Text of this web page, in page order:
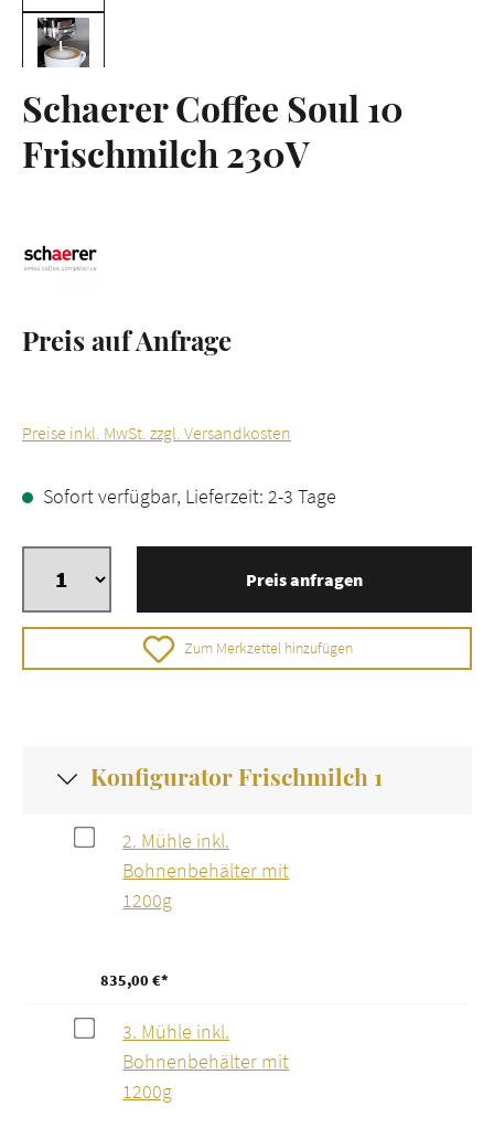
Schaerer Coffee Soul 10
Frischmilch 230V
Preis auf Anfrage
Preise inkl. MwSt. zzgl. Versandkosten
Sofort verfügbar, Lieferzeit: 2-3 Tage
Preis anfragen
Zum Merkzettel hinzufügen
Konfigurator Frischmilch 1
2. Mühle inkl.
Bohnenbehälter mit
1200g
835,00 €*
3. Mühle inkl.
Bohnenbehälter mit
1200g